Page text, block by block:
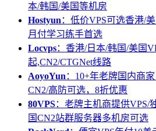
本/韩国/美国等机房
Hostyun ：低价VPS可选香港/
月付学习练手首选
Locvps：香港/日本/韩国/美国
起,CN2/CTGNet线路
AoyoYun ：10+年老牌国内商
CN2/高防可选，8折优惠
80VPS：老牌主机商提供VPS/
国CN2站群服务器多机房可选